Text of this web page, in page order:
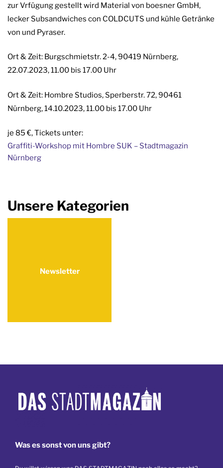
zur Vrfügung gestellt wird Material von boesner GmbH,
lecker Subsandwiches con COLDCUTS und kühle Getränke
von und Pyraser.
Ort & Zeit: Burgschmietstr. 2-4, 90419 Nürnberg,
22.07.2023, 11.00 bis 17.00 Uhr
Ort & Zeit: Hombre Studios, Sperberstr. 72, 90461
Nürnberg, 14.10.2023, 11.00 bis 17.00 Uhr
je 85 €, Tickets unter:
Graffiti-Workshop mit Hombre SUK – Stadtmagazin
Nürnberg
Unsere Kategorien
Newsletter
Was es sonst von uns gibt?